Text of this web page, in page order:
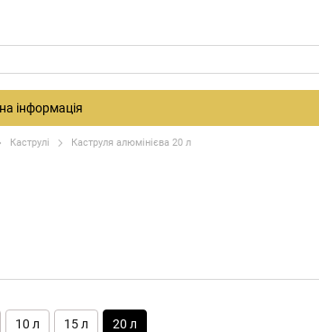
інформація
Каструлі Каструля алюмінієва 20 л
10 л 15 л 20 л